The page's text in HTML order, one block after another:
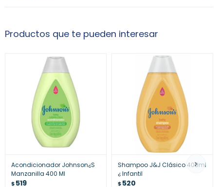
Productos que te pueden interesar
Acondicionador Johnson¿S
Manzanilla 400 Ml
$519
Shampoo J&J Clásico 400ml
¿ Infantil
$520